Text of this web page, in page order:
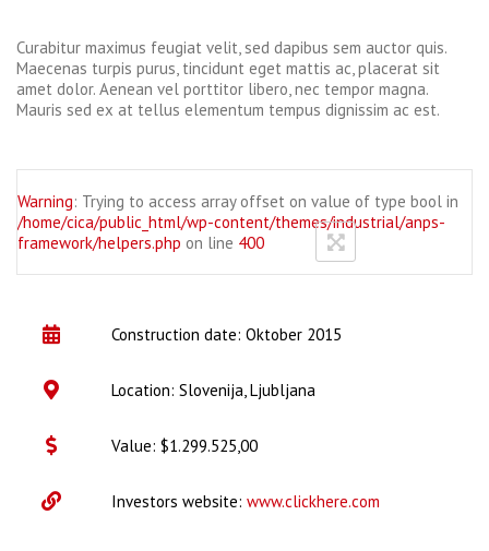
Curabitur maximus feugiat velit, sed dapibus sem auctor quis.
Maecenas turpis purus, tincidunt eget mattis ac, placerat sit
amet dolor. Aenean vel porttitor libero, nec tempor magna.
Mauris sed ex at tellus elementum tempus dignissim ac est.
Warning: Trying to access array offset on value of type bool in
/home/cica/public_html/wp-content/themes/industrial/anps-
framework/helpers.php on line 400
Construction date: Oktober 2015
Location: Slovenija, Ljubljana
Value: $1.299.525,00
Investors website: www.clickhere.com